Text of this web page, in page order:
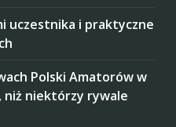
uczestnika i praktyczne
Polski Amatorów w
niż niektórzy rywale